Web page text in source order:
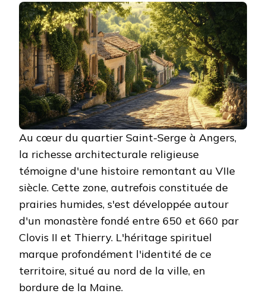
Au cœur du quartier Saint-Serge à Angers,
la richesse architecturale religieuse
témoigne d'une histoire remontant au VIIe
siècle. Cette zone, autrefois constituée de
prairies humides, s'est développée autour
d'un monastère fondé entre 650 et 660 par
Clovis II et Thierry. L'héritage spirituel
marque profondément l'identité de ce
territoire, situé au nord de la ville, en
bordure de la Maine.